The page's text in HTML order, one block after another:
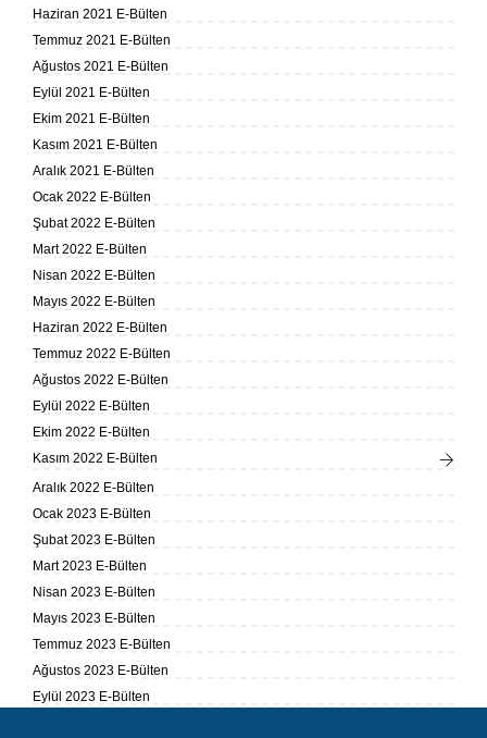
Haziran 2021 E-Bülten
Temmuz 2021 E-Bülten
Ağustos 2021 E-Bülten
Eylül 2021 E-Bülten
Ekim 2021 E-Bülten
Kasım 2021 E-Bülten
Aralık 2021 E-Bülten
Ocak 2022 E-Bülten
Şubat 2022 E-Bülten
Mart 2022 E-Bülten
Nisan 2022 E-Bülten
Mayıs 2022 E-Bülten
Haziran 2022 E-Bülten
Temmuz 2022 E-Bülten
Ağustos 2022 E-Bülten
Eylül 2022 E-Bülten
Ekim 2022 E-Bülten
Kasım 2022 E-Bülten
Aralık 2022 E-Bülten
Ocak 2023 E-Bülten
Şubat 2023 E-Bülten
Mart 2023 E-Bülten
Nisan 2023 E-Bülten
Mayıs 2023 E-Bülten
Temmuz 2023 E-Bülten
Ağustos 2023 E-Bülten
Eylül 2023 E-Bülten